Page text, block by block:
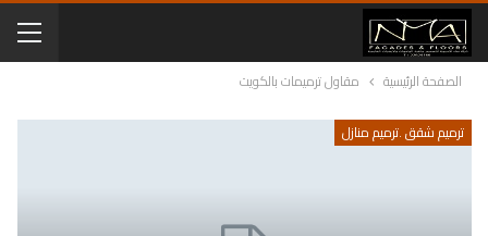
الصفحة الرئيسية مقاول ترميمات بالكويت
ترميم شقق .ترميم منازل